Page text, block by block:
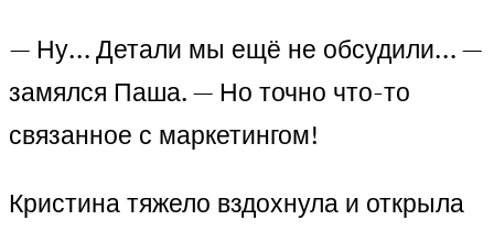
— Ну… Детали мы ещё не обсудили… —
замялся Паша. — Но точно что-то
связанное с маркетингом!
Кристина тяжело вздохнула и открыла